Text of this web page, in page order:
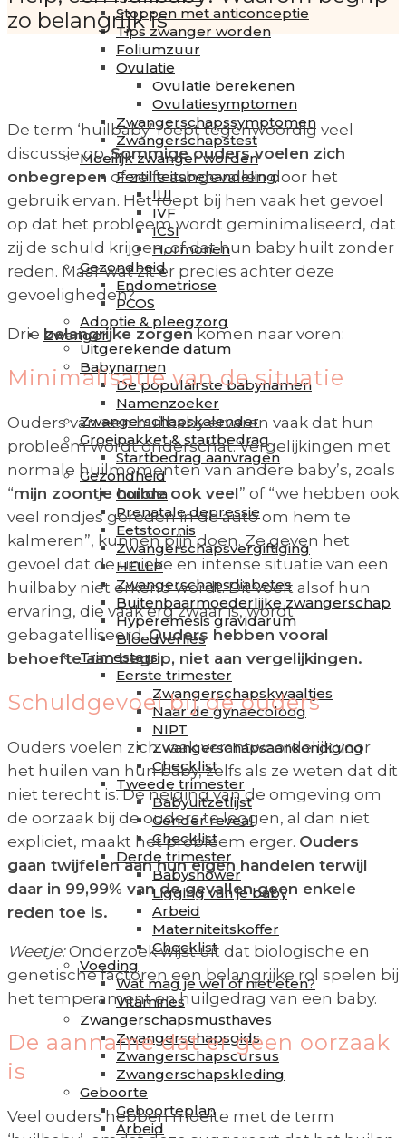
Stoppen met anticonceptie
Tips zwanger worden
Foliumzuur
Ovulatie
Ovulatie berekenen
Ovulatiesymptomen
Zwangerschapssymptomen
Zwangerschapstest
Moeilijk zwanger worden
Fertiliteitsbehandeling
IUI
IVF
ICSI
Hormonen
Gezondheid
Endometriose
PCOS
Adoptie & pleegzorg
Zwanger
Uitgerekende datum
Babynamen
De populairste babynamen
Namenzoeker
Zwangerschapskalender
Groeipakket & startbedrag
Startbedrag aanvragen
Gezondheid
Corona
Prenatale depressie
Eetstoornis
Zwangerschapsvergiftiging
HELLP
Zwangerschapsdiabetes
Buitenbaarmoederlijke zwangerschap
Hyperemesis gravidarum
Bloedverlies
Trimesters
Eerste trimester
Zwangerschapskwaaltjes
Naar de gynaecoloog
NIPT
Zwangerschapsaankondiging
Checklist
Tweede trimester
Babyuitzetlijst
Gender reveal
Checklist
Derde trimester
Babyshower
Ligging van je baby
Arbeid
Materniteitskoffer
Checklist
Voeding
Wat mag je wel of niet eten?
Vitamines
Zwangerschapsmusthaves
Zwangerschapsgids
Zwangerschapscursus
Zwangerschapskleding
Geboorte
Geboorteplan
Arbeid
zo belangrijk is
De term ‘huilbaby’ roept tegenwoordig veel
discussie op.Sommige ouders voelen zich
onbegrepen of zelfs aangevallen door het
gebruik ervan. Het roept bij hen vaak het gevoel
op dat het probleem wordt geminimaliseerd, dat
zij de schuld krijgen, of dat hun baby huilt zonder
reden. Maar wat zit er precies achter deze
gevoeligheden?
Drie belangrijke zorgenkomen naar voren:
Minimalisatie van de situatie
Ouders van een huilbaby ervaren vaak dat hun
probleem wordt onderschat. Vergelijkingen met
normale huilmomenten van andere baby’s, zoals
“mijn zoontje huilde ook veel” of “we hebben ook
veel rondjes gereden in de auto om hem te
kalmeren”, kunnen pijn doen. Ze geven het
gevoel dat de unieke en intense situatie van een
huilbaby niet erkend wordt. Dit voelt alsof hun
ervaring, die vaak erg zwaar is, wordt
gebagatelliseerd.Ouders hebben vooral
behoefte aan begrip, niet aan vergelijkingen.
Schuldgevoel bij de ouders
Ouders voelen zich vaak verantwoordelijk voor
het huilen van hun baby, zelfs als ze weten dat dit
niet terecht is. De neiging van de omgeving om
de oorzaak bij de ouders te leggen, al dan niet
expliciet, maakt het probleem erger. Ouders
gaan twijfelen aan hun eigen handelen terwijl
daar in 99,99% van de gevallen geen enkele
reden toe is.
Weetje:Onderzoek wijst uit dat biologische en
genetische factoren een belangrijke rol spelen bij
het temperament en huilgedrag van een baby.
De aanname dat er geen oorzaak
is
Veel ouders hebben moeite met de term